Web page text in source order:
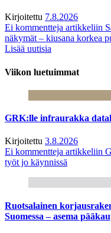
Kirjoitettu 7.8.2026
Ei kommentteja artikkeliin
näkymät – kiusana korkea
Lisää uutisia
Viikon luetuimmat
GRK:lle infraurakka
Kirjoitettu 3.8.2026
Ei kommentteja artikkeliin
työt jo käynnissä
Ruotsalainen
Suomessa – asema